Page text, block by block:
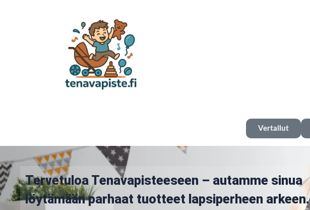
Vertailut
Tervetuloa Tenavapisteeseen – autamme sinua
löytämään parhaat tuotteet lapsiperheen arkeen.